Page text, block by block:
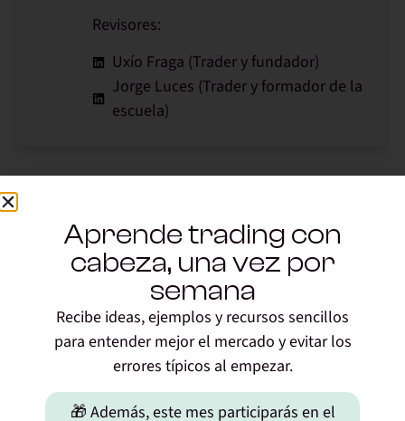
Revisores:
Uxío Fraga (Trader y fundador)
Jorge Luces (Trader y formador de la
escuela)
David Briongosdice: 27/12/2017 a las 10:24
Gran trabajo aportando sabiduria para los demas. Gracias
Aprende trading con
cabeza, una vez por
semana
Recibe ideas, ejemplos y recursos sencillos
para entender mejor el mercado y evitar los
errores típicos al empezar.
🎁 Además, este mes participarás en el